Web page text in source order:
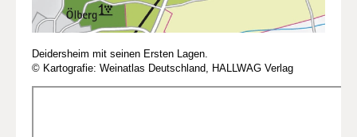
Deidersheim mit seinen Ersten Lagen.
© Kartografie: Weinatlas Deutschland, HALLWAG Verlag